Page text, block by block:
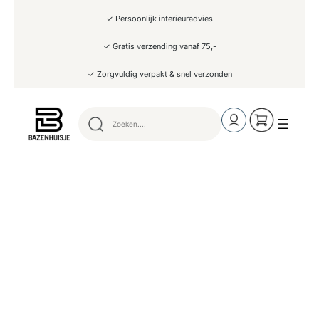
✓ Persoonlijk interieuradvies
✓ Gratis verzending vanaf 75,-
✓ Zorgvuldig verpakt & snel verzonden